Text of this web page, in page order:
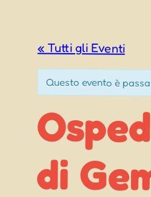
« Tutti gli Eventi
Questo evento è
di